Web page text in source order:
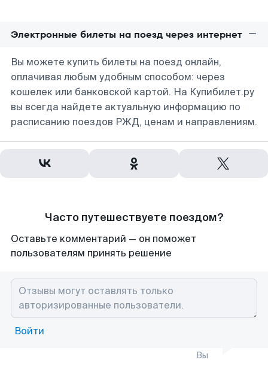
Электронные билеты на поезд через интернет
Вы можете купить билеты на поезд онлайн,
оплачивая любым удобным способом: через
кошелек или банковской картой. На Купибилет.ру
вы всегда найдете актуальную информацию по
расписанию поездов РЖД, ценам и направлениям.
Часто путешествуете поездом?
Оставьте комментарий — он поможет
пользователям принять решение
Войти
Вы